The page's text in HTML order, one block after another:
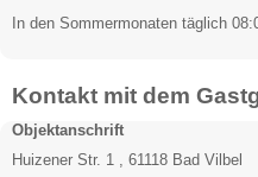
In den Sommermonaten täglich
Kontakt mit dem
Objektanschrift
Huizener Str. 1 , 61118 Bad Vilbel